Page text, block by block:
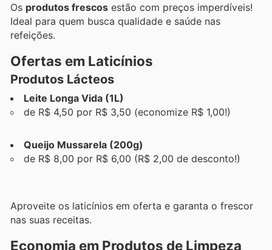
Os produtos frescos estão com preços imperdíveis!
Ideal para quem busca qualidade e saúde nas
refeições.
Ofertas em Laticínios
Produtos Lácteos
Leite Longa Vida (1L)
de R$ 4,50 por R$ 3,50 (economize R$ 1,00!)
Queijo Mussarela (200g)
de R$ 8,00 por R$ 6,00 (R$ 2,00 de desconto!)
Aproveite os laticínios em oferta e garanta o frescor
nas suas receitas.
Economia em Produtos de Limpeza